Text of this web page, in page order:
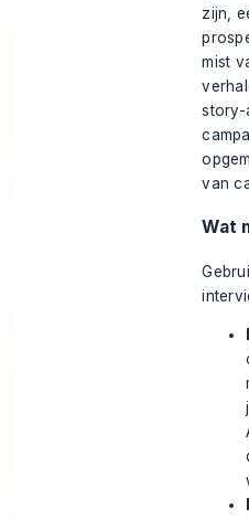
zijn,
mist
story-
van
Wat